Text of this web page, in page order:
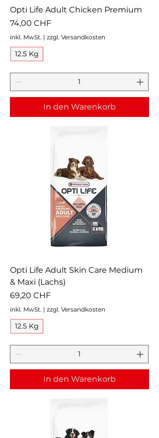
Opti Life Adult Chicken Premium
Preis
74,00 CHF
inkl. MwSt. | zzgl. Versandkosten
12.5 Kg
In den Warenkorb
Opti Life Adult Skin Care Medium
& Maxi (Lachs)
Preis
69,20 CHF
inkl. MwSt. | zzgl. Versandkosten
12.5 Kg
In den Warenkorb